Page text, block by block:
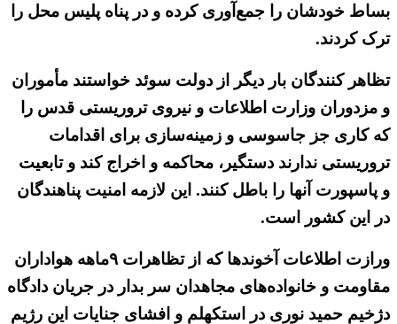
بساط خودشان را جمع‌آوری کرده و در پناه پلیس محل را
ترک کردند.
تظاهر کنندگان بار دیگر از دولت سوئد خواستند مأموران
و مزدوران وزارت اطلاعات و نیروی تروریستی قدس را
که کاری جز جاسوسی و زمینه‌سازی برای اقدامات
تروریستی ندارند دستگیر، محاکمه و اخراج کند و تابعیت
و پاسپورت آنها را باطل کنند. این لازمه امنیت پناهندگان
در این کشور است.
ورازت اطلاعات آخوندها که از تظاهرات ۹ماهه هواداران
مقاومت و خانواده‌های مجاهدان سر بدار در جریان دادگاه
دژخیم حمید نوری در استکهلم و افشای جنایات این رژیم